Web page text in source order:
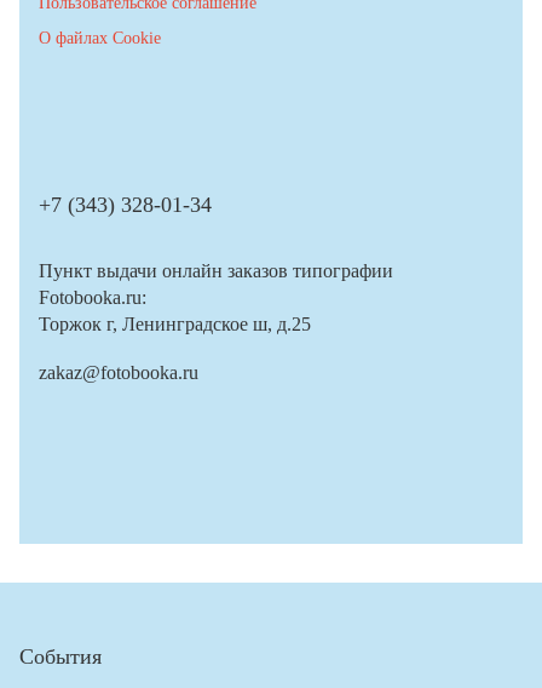
О файлах Cookie
+7 (343) 328-01-34
Пункт выдачи онлайн заказов типографии
Fotobooka.ru:
Торжок г, Ленинградское ш, д.25
zakaz@fotobooka.ru
События